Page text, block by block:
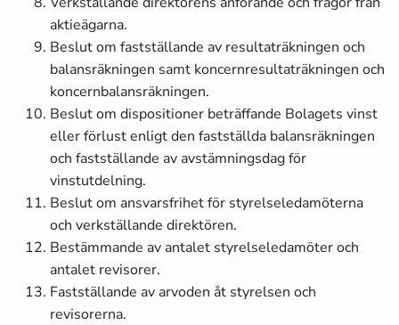
aktieägarna.
Beslut om fastställande av resultaträkningen och
balansräkningen samt koncernresultaträkningen och
koncernbalansräkningen.
Beslut om dispositioner beträffande Bolagets vinst
eller förlust enligt den fastställda balansräkningen
och fastställande av avstämningsdag för
vinstutdelning.
Beslut om ansvarsfrihet för styrelseledamöterna
och verkställande direktören.
Bestämmande av antalet styrelseledamöter och
antalet revisorer.
Fastställande av arvoden åt styrelsen och
revisorerna.